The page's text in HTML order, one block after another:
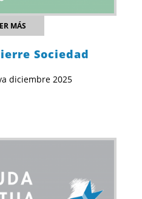
MÁS
Sociedad
diciembre 2025